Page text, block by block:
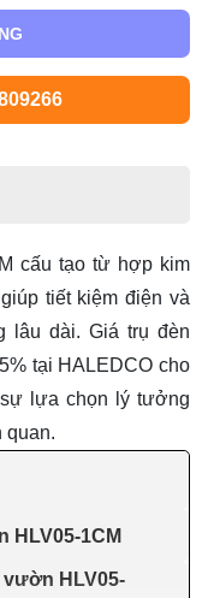
cấu tạo từ hợp kim
tiết kiệm điện và
lâu dài. Giá trụ đèn
tại HALEDCO cho
lựa chọn lý tưởng
quan.
HLV05-1CM
HLV05-